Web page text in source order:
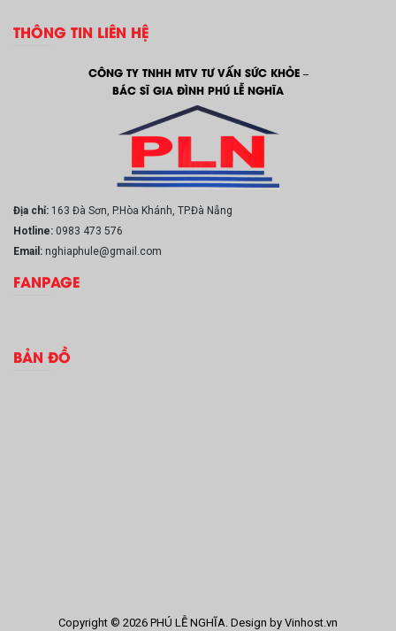
THÔNG TIN LIÊN HỆ
CÔNG TY TNHH MTV TƯ VẤN SỨC KHỎE –
BÁC SĨ GIA ĐÌNH PHÚ LỄ NGHĨA
Địa chỉ: 163 Đà Sơn, P.Hòa Khánh, TP.Đà Nẵng
Hotline: 0983 473 576
Email: nghiaphule@gmail.com
FANPAGE
BẢN ĐỒ
Copyright © 2026 PHÚ LỄ NGHĨA. Design by Vinhost.vn